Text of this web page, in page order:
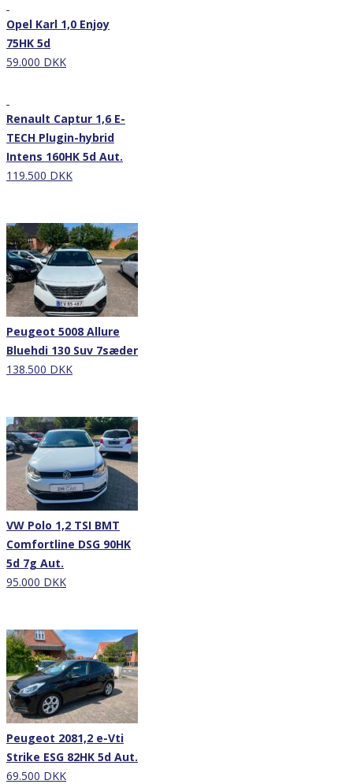
Opel Karl 1,0 Enjoy
75HK 5d
59.000 DKK
Renault Captur 1,6 E-
TECH Plugin-hybrid
Intens 160HK 5d Aut.
119.500 DKK
Peugeot 5008 Allure
Bluehdi 130 Suv 7sæder
138.500 DKK
VW Polo 1,2 TSI BMT
Comfortline DSG 90HK
5d 7g Aut.
95.000 DKK
Peugeot 2081,2 e-Vti
Strike ESG 82HK 5d Aut.
69.500 DKK